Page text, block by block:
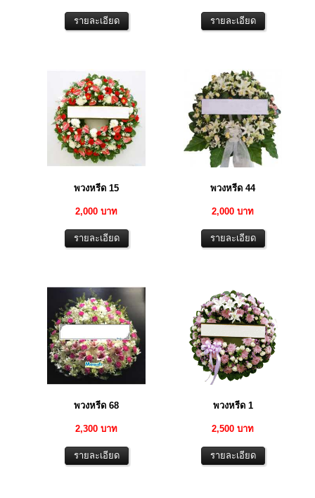
พวงหรีด 15
2,000 บาท
พวงหรีด 44
2,000 บาท
พวงหรีด 68
2,300 บาท
พวงหรีด 1
2,500 บาท